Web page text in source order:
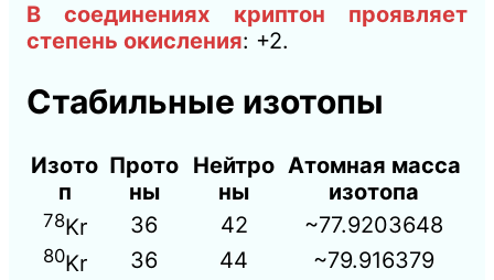
В соединениях криптон проявляет
степень окисления: +2.
Стабильные изотопы
Изото
п
Прото
ны
Нейтро
ны
Атомная масса
изотопа
78Kr 36 42 ~77.9203648
80Kr 36 44 ~79.916379